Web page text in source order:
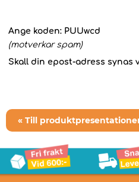
Ange koden: PUUwcd
(motverkar spam)
Skall din epost-adress synas
« Till